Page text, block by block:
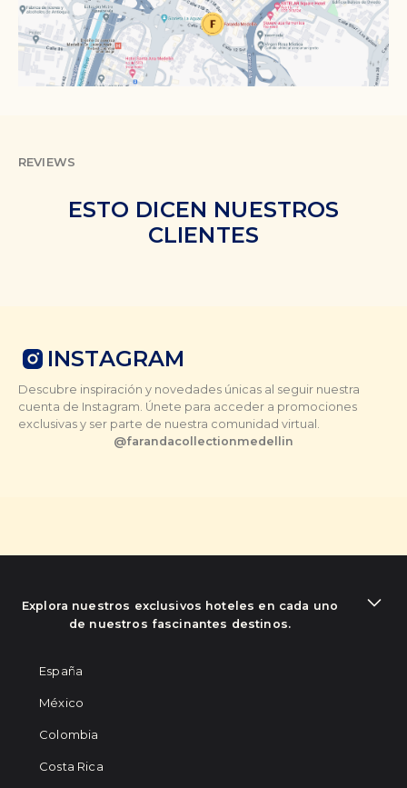
REVIEWS
ESTO DICEN NUESTROS
CLIENTES
INSTAGRAM
Descubre inspiración y novedades únicas al seguir nuestra
cuenta de Instagram. Únete para acceder a promociones
exclusivas y ser parte de nuestra comunidad virtual.
@farandacollectionmedellin
Explora nuestros exclusivos hoteles en cada uno
de nuestros fascinantes destinos.
España
México
Colombia
Costa Rica